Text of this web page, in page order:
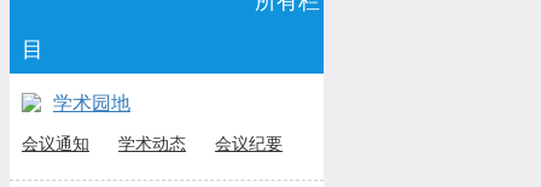
目
学术园地
会议通知 学术动态 会议纪要